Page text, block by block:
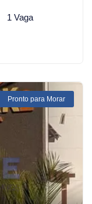
1 Vaga
Pronto para Morar